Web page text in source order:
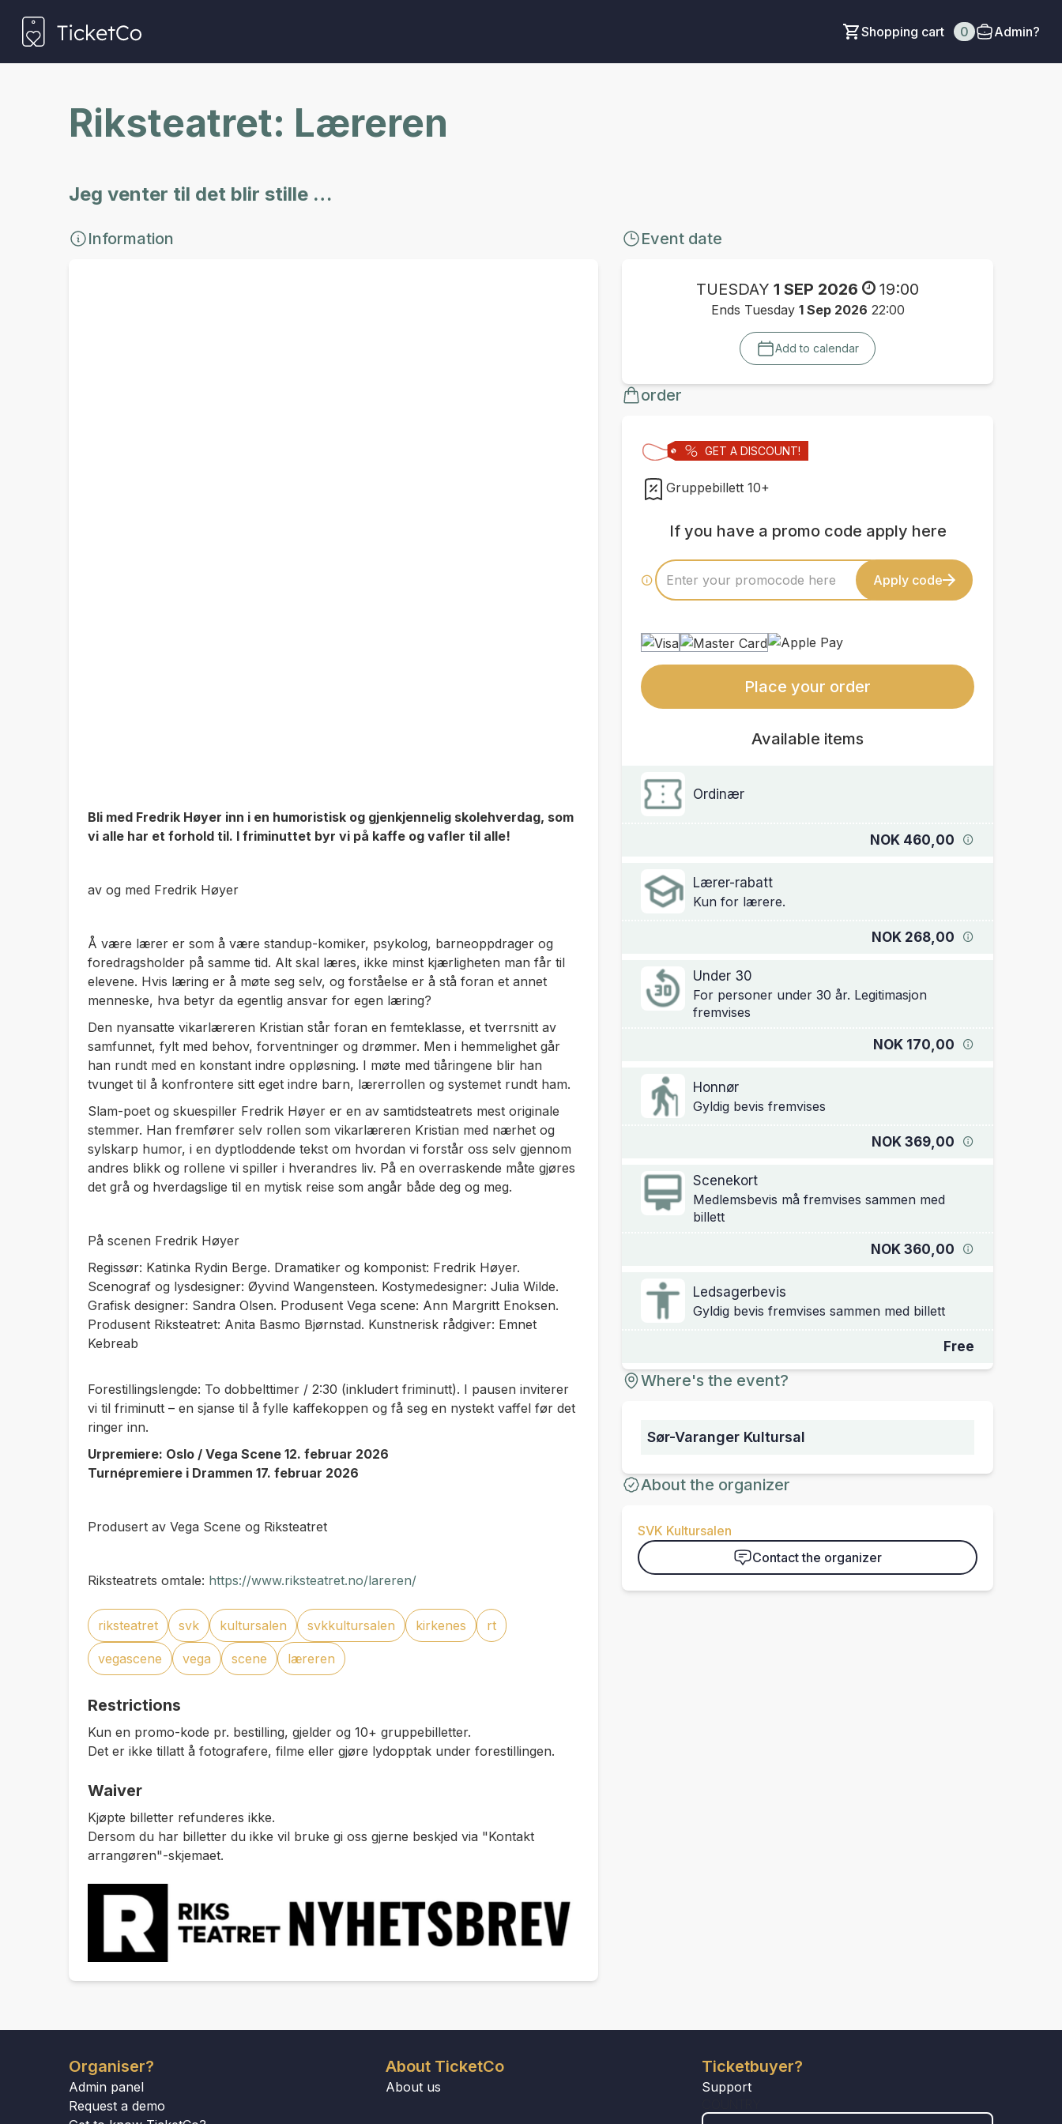
Shopping cart 0 Admin?
Riksteatret: Læreren
Jeg venter til det blir stille …
Information
Bli med Fredrik Høyer inn i en humoristisk og gjenkjennelig skolehverdag, som
vi alle har et forhold til. I friminuttet byr vi på kaffe og vafler til alle!
av og med Fredrik Høyer
Å være lærer er som å være standup-komiker, psykolog, barneoppdrager og
foredragsholder på samme tid. Alt skal læres, ikke minst kjærligheten man får til
elevene. Hvis læring er å møte seg selv, og forståelse er å stå foran et annet
menneske, hva betyr da egentlig ansvar for egen læring?
Den nyansatte vikarlæreren Kristian står foran en femteklasse, et tverrsnitt av
samfunnet, fylt med behov, forventninger og drømmer. Men i hemmelighet går
han rundt med en konstant indre oppløsning. I møte med tiåringene blir han
tvunget til å konfrontere sitt eget indre barn, lærerrollen og systemet rundt ham.
Slam-poet og skuespiller Fredrik Høyer er en av samtidsteatrets mest originale
stemmer. Han fremfører selv rollen som vikarlæreren Kristian med nærhet og
sylskarp humor, i en dyptloddende tekst om hvordan vi forstår oss selv gjennom
andres blikk og rollene vi spiller i hverandres liv. På en overraskende måte gjøres
det grå og hverdagslige til en mytisk reise som angår både deg og meg.
På scenen Fredrik Høyer
Regissør: Katinka Rydin Berge. Dramatiker og komponist: Fredrik Høyer.
Scenograf og lysdesigner: Øyvind Wangensteen. Kostymedesigner: Julia Wilde.
Grafisk designer: Sandra Olsen. Produsent Vega scene: Ann Margritt Enoksen.
Produsent Riksteatret: Anita Basmo Bjørnstad. Kunstnerisk rådgiver: Emnet
Kebreab
Forestillingslengde: To dobbelttimer / 2:30 (inkludert friminutt). I pausen inviterer
vi til friminutt – en sjanse til å fylle kaffekoppen og få seg en nystekt vaffel før det
ringer inn.
Urpremiere: Oslo / Vega Scene 12. februar 2026
Turnépremiere i Drammen 17. februar 2026
Produsert av Vega Scene og Riksteatret
Riksteatrets omtale: https://www.riksteatret.no/lareren/
riksteatret svk kultursalen svkkultursalen kirkenes rt
vegascene vega scene læreren
Restrictions
Kun en promo-kode pr. bestilling, gjelder og 10+ gruppebilletter.
Det er ikke tillatt å fotografere, filme eller gjøre lydopptak under forestillingen.
Waiver
Kjøpte billetter refunderes ikke.
Dersom du har billetter du ikke vil bruke gi oss gjerne beskjed via "Kontakt
arrangøren"-skjemaet.
Event date
TUESDAY 1 SEP 2026 19:00
Ends Tuesday 1 Sep 2026 22:00
Add to calendar
order
GET A DISCOUNT!
Gruppebillett 10+
If you have a promo code apply here
Apply code
Place your order
Available items
Ordinær
NOK 460,00
Lærer-rabatt
Kun for lærere.
NOK 268,00
Under 30
For personer under 30 år. Legitimasjon
fremvises
NOK 170,00
Honnør
Gyldig bevis fremvises
NOK 369,00
Scenekort
Medlemsbevis må fremvises sammen med
billett
NOK 360,00
Ledsagerbevis
Gyldig bevis fremvises sammen med billett
Free
Where's the event?
Sør-Varanger Kultursal
About the organizer
SVK Kultursalen
Contact the organizer
Organiser?
Admin panel
Request a demo
About TicketCo
About us
Ticketbuyer?
Support